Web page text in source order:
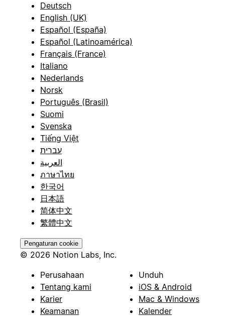
Deutsch
English (UK)
Español (España)
Español (Latinoamérica)
Français (France)
Italiano
Nederlands
Norsk
Português (Brasil)
Suomi
Svenska
Tiếng Việt
עברית
العربية
ภาษาไทย
한국어
日本語
简体中文
繁體中文
Pengaturan cookie
© 2026 Notion Labs, Inc.
Perusahaan
Tentang kami
Karier
Keamanan
Unduh
iOS & Android
Mac & Windows
Kalender